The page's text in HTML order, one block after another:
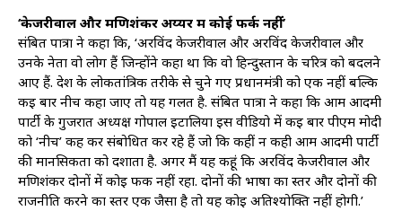
‘केजरीवाल और मणिशंकर अय्यर में कोई फर्क नहींं’
संबित पात्रा ने कहा कि, ‘अरविंद केजरीवाल और अरविंद केजरीवाल और
उनके नेता वो लोग हैं जिन्होंने कहा था कि वो हिन्दुस्तान के चरित्र को बदलने
आए हैं. देश के लोकतांत्रिक तरीके से चुने गए प्रधानमंत्री को एक नहीं बल्कि
कई बार नीच कहा जाए तो यह गलत है. संबित पात्रा ने कहा कि आम आदमी
पार्टी के गुजरात अध्यक्ष गोपाल इटालिया इस वीडियो में कई बार पीएम मोदी
को ‘नीच’ कह कर संबोधित कर रहे हैं जो कि कहीं न कही आम आदमी पार्टी
की मानसिकता को दर्शाता है. अगर मैं यह कहूं कि अरविंद केजरीवाल और
मणिशंकर दोनों में कोई फर्क नहीं रहा. दोनों की भाषा का स्तर और दोनों की
राजनीति करने का स्तर एक जैसा है तो यह कोई अतिश्योक्ति नहीं होगी.’